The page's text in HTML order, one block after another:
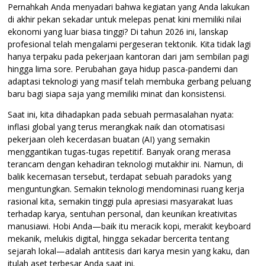
Pernahkah Anda menyadari bahwa kegiatan yang Anda lakukan
di akhir pekan sekadar untuk melepas penat kini memiliki nilai
ekonomi yang luar biasa tinggi? Di tahun 2026 ini, lanskap
profesional telah mengalami pergeseran tektonik. Kita tidak lagi
hanya terpaku pada pekerjaan kantoran dari jam sembilan pagi
hingga lima sore. Perubahan gaya hidup pasca-pandemi dan
adaptasi teknologi yang masif telah membuka gerbang peluang
baru bagi siapa saja yang memiliki minat dan konsistensi.
Saat ini, kita dihadapkan pada sebuah permasalahan nyata:
inflasi global yang terus merangkak naik dan otomatisasi
pekerjaan oleh kecerdasan buatan (AI) yang semakin
menggantikan tugas-tugas repetitif. Banyak orang merasa
terancam dengan kehadiran teknologi mutakhir ini. Namun, di
balik kecemasan tersebut, terdapat sebuah paradoks yang
menguntungkan. Semakin teknologi mendominasi ruang kerja
rasional kita, semakin tinggi pula apresiasi masyarakat luas
terhadap karya, sentuhan personal, dan keunikan kreativitas
manusiawi. Hobi Anda—baik itu meracik kopi, merakit keyboard
mekanik, melukis digital, hingga sekadar bercerita tentang
sejarah lokal—adalah antitesis dari karya mesin yang kaku, dan
itulah aset terbesar Anda saat ini.